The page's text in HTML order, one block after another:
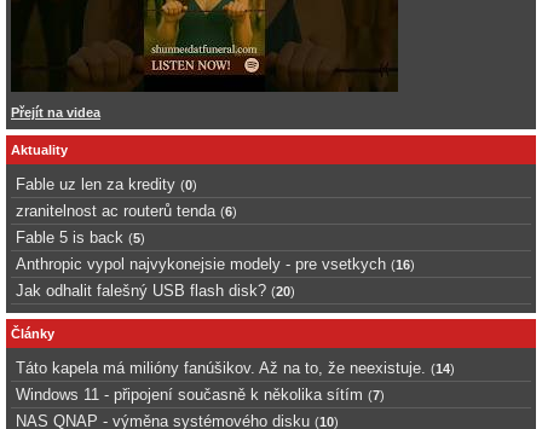
Přejít na videa
Aktuality
Fable uz len za kredity (0)
zranitelnost ac routerů tenda (6)
Fable 5 is back (5)
Anthropic vypol najvykonejsie modely - pre vsetkych (16)
Jak odhalit falešný USB flash disk? (20)
Články
Táto kapela má milióny fanúšikov. Až na to, že neexistuje. (14)
Windows 11 - připojení současně k několika sítím (7)
NAS QNAP - výměna systémového disku (10)